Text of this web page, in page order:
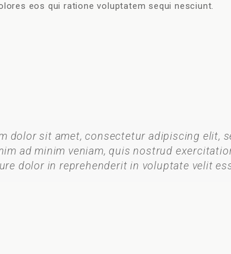
eos qui ratione voluptatem sequi nesciunt.
dolor sit amet, consectetur adipiscing elit,
ad minim veniam, quis nostrud
dolor in reprehenderit in voluptate velit